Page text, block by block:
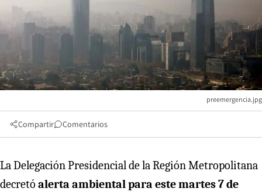
preemergencia.jpg
Compartir Comentarios
La Delegación Presidencial de la Región Metropolitana
decretó alerta ambiental para este martes 7 de